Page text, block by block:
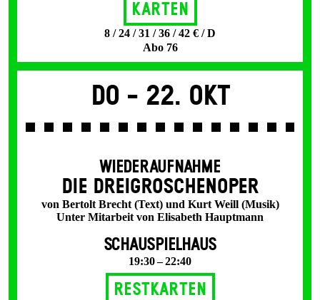
Karten
8 / 24 / 31 / 36 / 42 € / D
Abo 76
Do - 22. Okt
WIEDERAUFNAHME
DIE DREI­GROSCHEN­OPER
von Bertolt Brecht (Text) und Kurt Weill (Musik)
Unter Mitarbeit von Elisabeth Hauptmann
SCHAUSPIELHAUS
19:30 – 22:40
Restkarten